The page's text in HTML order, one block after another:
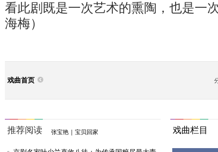
看此剧既是一次艺术的熏陶，也是一
海梅）
戏曲首页
推荐阅读 张宝艳 宝贝回家 戏曲栏目